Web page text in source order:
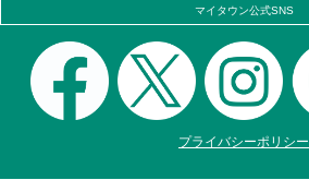
マイタウン公式SNS
プライバシーポリシー